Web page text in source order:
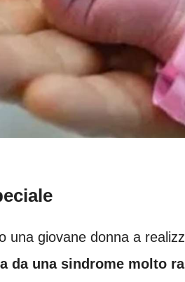
una giovane donna a
da una sindrome molto